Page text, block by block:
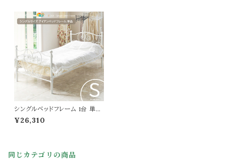
シングルベッドフレーム 1台 単品
103cm幅 ブラック ホワイト 黒
白 シングルサイズ ベッド シング
ン スタイリッシュ スチールフレー
¥26,310
同じカテゴリの商品